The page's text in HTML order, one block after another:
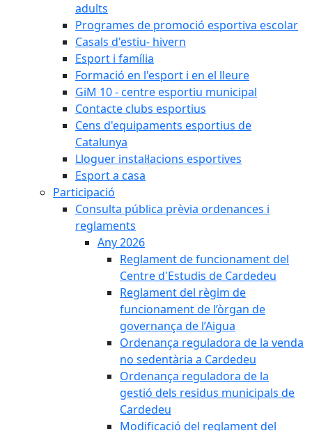
adults
Programes de promoció esportiva escolar
Casals d'estiu- hivern
Esport i família
Formació en l'esport i en el lleure
GiM 10 - centre esportiu municipal
Contacte clubs esportius
Cens d'equipaments esportius de
Catalunya
Lloguer instal·lacions esportives
Esport a casa
Participació
Consulta pública prèvia ordenances i
reglaments
Any 2026
Reglament de funcionament del
Centre d'Estudis de Cardedeu
Reglament del règim de
funcionament de l’òrgan de
governança de l’Aigua
Ordenança reguladora de la venda
no sedentària a Cardedeu
Ordenança reguladora de la
gestió dels residus municipals de
Cardedeu
Modificació del reglament del